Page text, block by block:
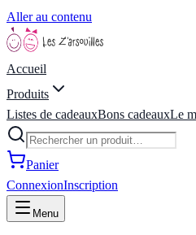
Aller au contenu
Accueil
Produits
Listes de cadeauxBons cadeauxLe
Panier
ConnexionInscription
Menu